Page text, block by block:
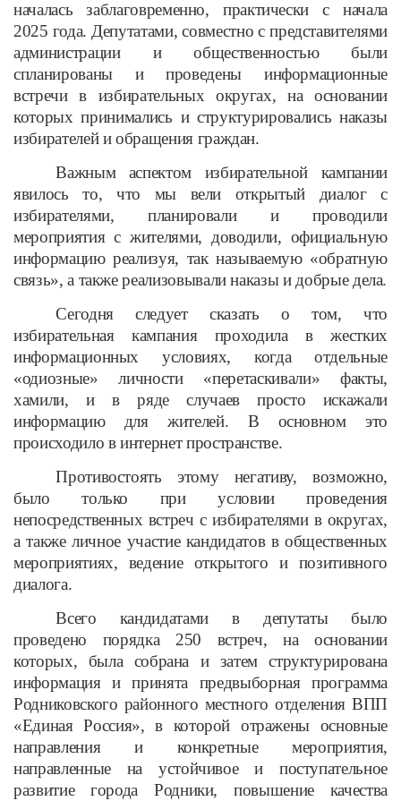
началась заблаговременно, практически с начала
2025 года. Депутатами, совместно с представителями
администрации и общественностью были
спланированы и проведены информационные
встречи в избирательных округах, на основании
которых принимались и структурировались наказы
избирателей и обращения граждан.
Важным аспектом избирательной кампании
явилось то, что мы вели открытый диалог с
избирателями, планировали и проводили
мероприятия с жителями, доводили, официальную
информацию реализуя, так называемую «обратную
связь», а также реализовывали наказы и добрые дела.
Сегодня следует сказать о том, что
избирательная кампания проходила в жестких
информационных условиях, когда отдельные
«одиозные» личности «перетаскивали» факты,
хамили, и в ряде случаев просто искажали
информацию для жителей. В основном это
происходило в интернет пространстве.
Противостоять этому негативу, возможно,
было только при условии проведения
непосредственных встреч с избирателями в округах,
а также личное участие кандидатов в общественных
мероприятиях, ведение открытого и позитивного
диалога.
Всего кандидатами в депутаты было
проведено порядка 250 встреч, на основании
которых, была собрана и затем структурирована
информация и принята предвыборная программа
Родниковского районного местного отделения ВПП
«Единая Россия», в которой отражены основные
направления и конкретные мероприятия,
направленные на устойчивое и поступательное
развитие города Родники, повышение качества